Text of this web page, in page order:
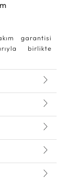
garantisi
birlikte